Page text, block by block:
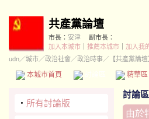
共產黨論壇
市長： 安津
副市長：
加入本城市
推薦本城市 加入我
udn／城市／政治社會 ／政治時事／ 【共產黨論
本城市首頁 精華區
‧ 所有討論版
討論區
由於